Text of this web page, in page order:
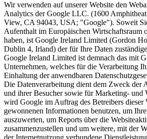
Wir verwenden auf unserer Website den
Analytics der Google LLC. (1600
View, CA 94043, USA; "Google"). Soweit
Aufenthalt im Europäischen Wirtschaftsraum
haben, ist Google Ireland Limited (Gordon
Dublin 4, Irland) der für Ihre Daten
Google Ireland Limited ist demnach das mit
Unternehmen, welches für die Verarbeitung
Einhaltung der anwendbaren
Die Datenverarbeitung dient dem Zweck der
und ihrer Besucher sowie für Marketing- und
wird Google im Auftrag des Betreibers dieser
gewonnenen Informationen benutzen, um
auszuwerten, um Reports über die
zusammenzustellen und um weitere, mit der